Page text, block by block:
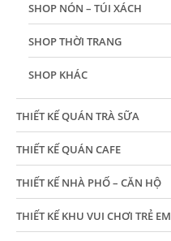
SHOP NÓN – TÚI XÁCH
SHOP THỜI TRANG
SHOP KHÁC
THIẾT KẾ QUÁN TRÀ SỮA
THIẾT KẾ QUÁN CAFE
THIẾT KẾ NHÀ PHỐ – CĂN HỘ
THIẾT KẾ KHU VUI CHƠI TRẺ EM